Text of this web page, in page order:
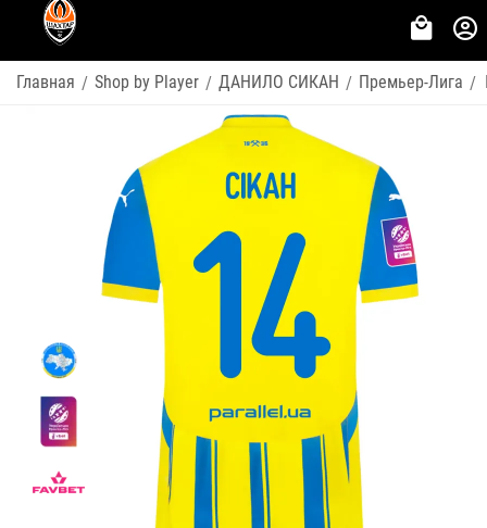
Главная / Shop by Player / ДАНИЛО СИКАН / Премьер-Лига /